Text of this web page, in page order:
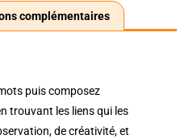
complémentaires
puis composez
trouvant les liens qui les
de créativité, et